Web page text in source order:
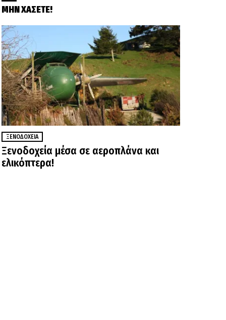
ΜΗΝ ΧΑΣΕΤΕ!
ΞΕΝΟΔΟΧΕΊΑ
Ξενοδοχεία μέσα σε αεροπλάνα και
ελικόπτερα!